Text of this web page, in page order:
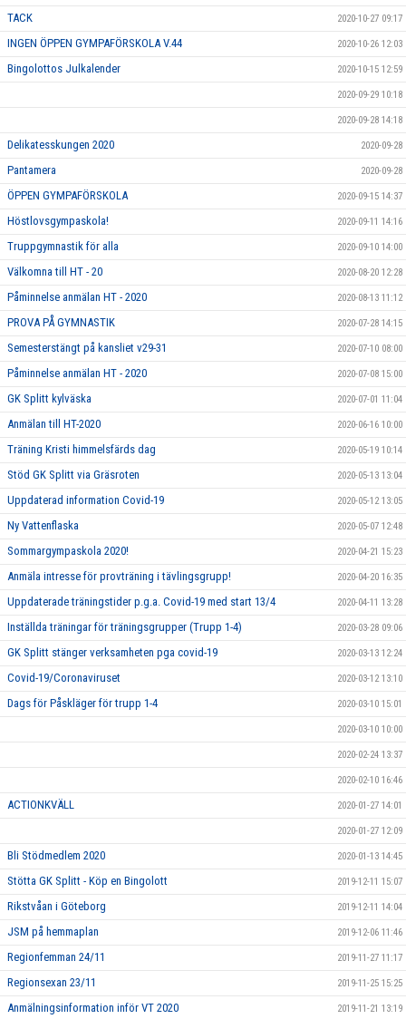
TACK 2020-10-27 09:17
INGEN ÖPPEN GYMPAFÖRSKOLA V.44 2020-10-26 12:03
Bingolottos Julkalender 2020-10-15 12:59
2020-09-29 10:18
2020-09-28 14:18
Delikatesskungen 2020 2020-09-28
Pantamera 2020-09-28
ÖPPEN GYMPAFÖRSKOLA 2020-09-15 14:37
Höstlovsgympaskola! 2020-09-11 14:16
Truppgymnastik för alla 2020-09-10 14:00
Välkomna till HT - 20 2020-08-20 12:28
Påminnelse anmälan HT - 2020 2020-08-13 11:12
PROVA PÅ GYMNASTIK 2020-07-28 14:15
Semesterstängt på kansliet v29-31 2020-07-10 08:00
Påminnelse anmälan HT - 2020 2020-07-08 15:00
GK Splitt kylväska 2020-07-01 11:04
Anmälan till HT-2020 2020-06-16 10:00
Träning Kristi himmelsfärds dag 2020-05-19 10:14
Stöd GK Splitt via Gräsroten 2020-05-13 13:04
Uppdaterad information Covid-19 2020-05-12 13:05
Ny Vattenflaska 2020-05-07 12:48
Sommargympaskola 2020! 2020-04-21 15:23
Anmäla intresse för provträning i tävlingsgrupp! 2020-04-20 16:35
Uppdaterade träningstider p.g.a. Covid-19 med start 13/4 2020-04-11 13:28
Inställda träningar för träningsgrupper (Trupp 1-4) 2020-03-28 09:06
GK Splitt stänger verksamheten pga covid-19 2020-03-13 12:24
Covid-19/Coronaviruset 2020-03-12 13:10
Dags för Påskläger för trupp 1-4 2020-03-10 15:01
2020-03-10 10:00
2020-02-24 13:37
2020-02-10 16:46
ACTIONKVÄLL 2020-01-27 14:01
2020-01-27 12:09
Bli Stödmedlem 2020 2020-01-13 14:45
Stötta GK Splitt - Köp en Bingolott 2019-12-11 15:07
Rikstvåan i Göteborg 2019-12-11 14:04
JSM på hemmaplan 2019-12-06 11:46
Regionfemman 24/11 2019-11-27 11:17
Regionsexan 23/11 2019-11-25 15:25
Anmälningsinformation inför VT 2020 2019-11-21 13:19